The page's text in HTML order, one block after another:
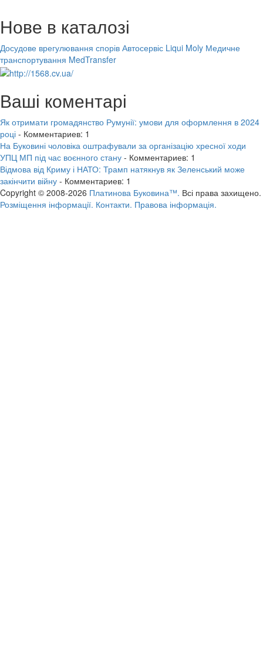
Нове в каталозі
Досудове врегулювання спорів Автосервіс Liqui Moly Медичне
транспортування MedTransfer
Ваші коментарі
Як отримати громадянство Румунії: умови для оформлення в 2024
році - Комментариев: 1
На Буковині чоловіка оштрафували за організацію хресної ходи
УПЦ МП під час воєнного стану - Комментариев: 1
Відмова від Криму і НАТО: Трамп натякнув як Зеленський може
закінчити війну - Комментариев: 1
Copyright © 2008-2026 Платинова Буковина™. Всі права захищено.
Розміщення інформації. Контакти. Правова інформація.